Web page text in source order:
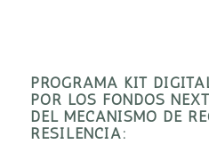
PROGRAMA KIT
POR LOS FONDOS
DEL MECANISMO DE
RESILENCIA: